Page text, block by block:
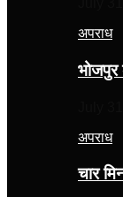
अपराध
भोजपुर
अपराध
चार